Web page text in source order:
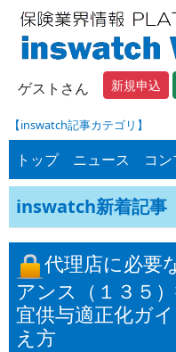
ゲストさん 新規申込
【inswatch記事カテゴリ】
トップ ニュース コ
inswatch新着記事
代理店に必要
アンス（１３５
宜供与適正化ガ
え方